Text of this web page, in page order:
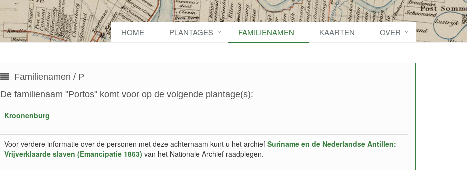
HOME PLANTAGES FAMILIENAMEN KAARTEN OVER
Familienamen / P
De familienaam "Portos" komt voor op de volgende plantage(s):
Kroonenburg
Voor verdere informatie over de personen met deze achternaam kunt u het archief Suriname en de Nederlandse Antillen:
Vrijverklaarde slaven (Emancipatie 1863) van het Nationale Archief raadplegen.